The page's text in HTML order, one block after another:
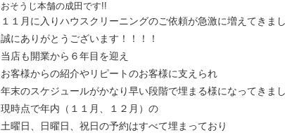
おそうじ本舗の成田です!!
１１月に入りハウスクリーニングのご依頼が急激に増えてきまし
誠にありがとうございます！！！！
当店も開業から６年目を迎え
お客様からの紹介やリピートのお客様に支えられ
年末のスケジュールがかなり早い段階で埋まる様になってきまし
現時点で年内（１１月、１２月）の
土曜日、日曜日、祝日の予約はすべて埋まっており